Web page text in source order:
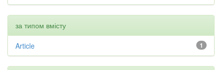
за типом вмісту
1
Article